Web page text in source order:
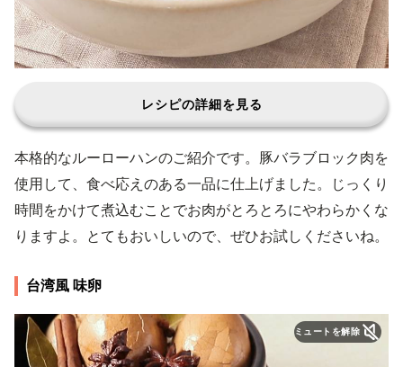
レシピの詳細を見る
本格的なルーローハンのご紹介です。豚バラブロック肉を
使用して、食べ応えのある一品に仕上げました。じっくり
時間をかけて煮込むことでお肉がとろとろにやわらかくな
りますよ。とてもおいしいので、ぜひお試しくださいね。
台湾風 味卵
ミュートを解除